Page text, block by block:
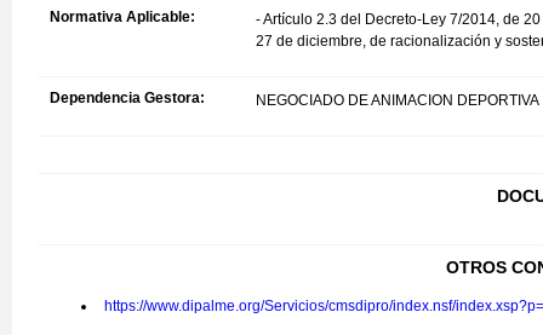
Normativa Aplicable:
- Artículo 2.3 del Decreto-Ley 7/2014, de
27 de diciembre, de racionalización y
Dependencia Gestora: NEGOCIADO DE ANIMACION DEPORTIVA
OTROS
https://www.dipalme.org/Servicios/cmsdipro/index.nsf/